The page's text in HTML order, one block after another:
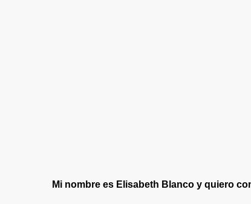
Mi nombre es Elisabeth Blancoy quiero